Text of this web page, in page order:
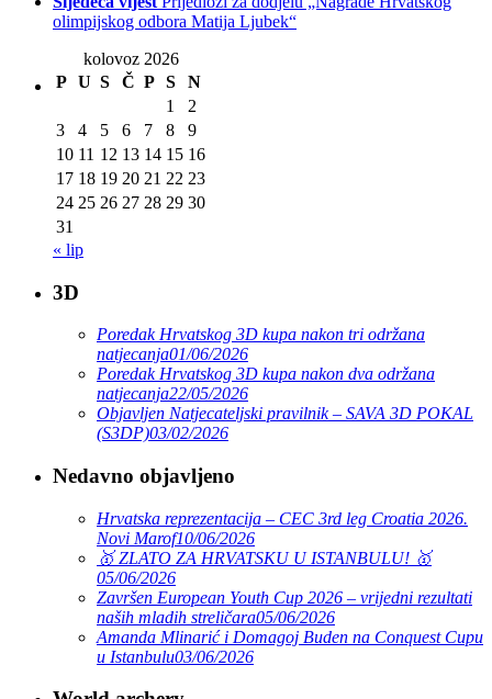
olimpijskog odbora Matija Ljubek“
kolovoz 2026
P U S Č P S
N
1
2
3
4 5 6 7 8
9
10 11 12 13 14 15 16
17 18 19 20 21 22 23
24 25 26 27 28 29 30
31
« lip
3D
Poredak Hrvatskog 3D kupa nakon tri održana
natjecanja01/06/2026
Poredak Hrvatskog 3D kupa nakon dva održana
natjecanja22/05/2026
Objavljen Natjecateljski pravilnik – SAVA 3D POKAL
(S3DP)03/02/2026
Nedavno objavljeno
Hrvatska reprezentacija – CEC 3rd leg Croatia 2026.
Novi Marof10/06/2026
🥇 ZLATO ZA HRVATSKU U ISTANBULU! 🥇
05/06/2026
Završen European Youth Cup 2026 – vrijedni rezultati
naših mladih streličara05/06/2026
Amanda Mlinarić i Domagoj Buden na Conquest Cupu
u Istanbulu03/06/2026